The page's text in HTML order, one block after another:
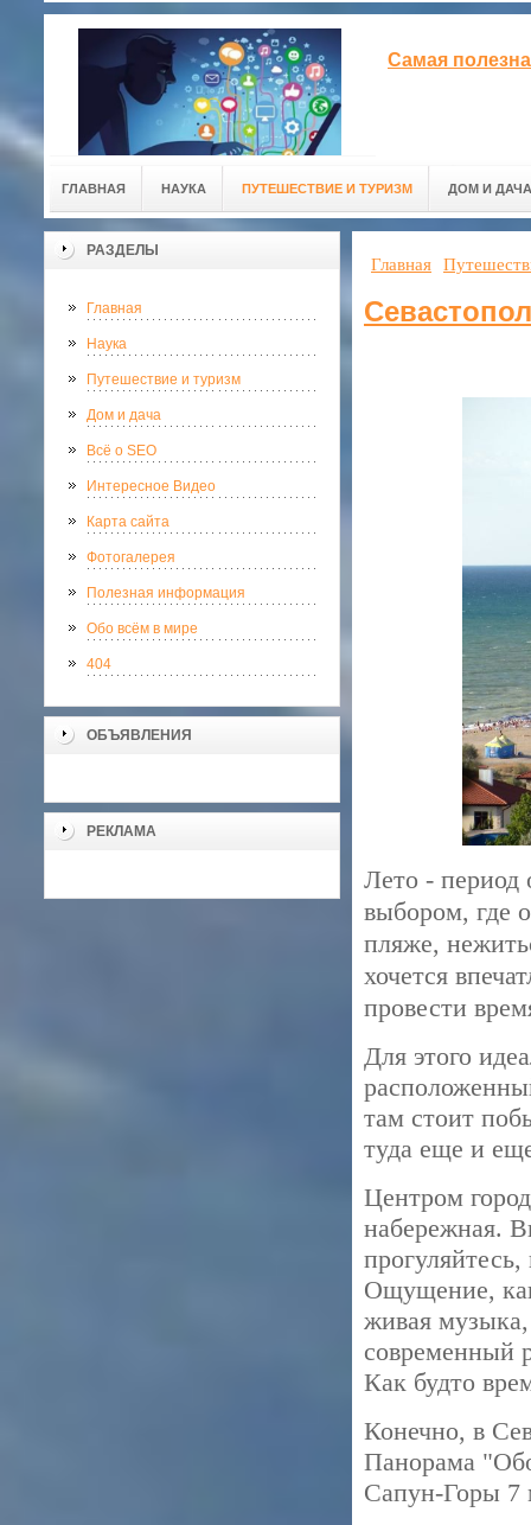
Самая
ГЛАВНАЯ НАУКА ПУТЕШЕСТВИЕ И ТУРИЗМ ДОМ И ДАЧА
РАЗДЕЛЫ
Главная
Наука
Путешествие и туризм
Дом и дача
Всё о SEO
Интересное Видео
Карта сайта
Фотогалерея
Полезная информация
Обо всём в мире
404
ОБЪЯВЛЕНИЯ
РЕКЛАМА
Главная
Лето - период
выбором, где
пляже,
хочется
провести
Для этого
там стоит
туда еще и
Центром
набережная.
Ощущение,
живая
современный
Как будто
Конечно, в
Панорама
Сапун-Горы 7